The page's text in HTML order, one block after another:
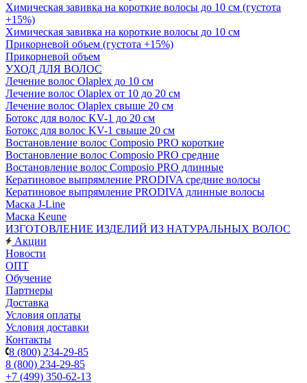
Химическая завивка на короткие волосы до 10 см (густота
+15%)
Химическая завивка на короткие волосы до 10 см
Прикорневой объем (густота +15%)
Прикорневой объем
УХОД ДЛЯ ВОЛОС
Лечение волос Olapleх до 10 см
Лечение волос Olapleх от 10 до 20 см
Лечение волос Olapleх свыше 20 см
Ботокс для волос KV-1 до 20 см
Ботокс для волос KV-1 свыше 20 см
Востановление волос Composio PRO короткие
Востановление волос Composio PRO средние
Востановление волос Composio PRO длинные
Кератиновое выпрямление PRODIVA средние волосы
Кератиновое выпрямление PRODIVA длинные волосы
Маска J-Line
Маска Keune
ИЗГОТОВЛЕНИЕ ИЗДЕЛИЙ ИЗ НАТУРАЛЬНЫХ ВОЛОС
Акции
Новости
ОПТ
Обучение
Партнеры
Доставка
Условия оплаты
Условия доставки
Контакты
8 (800) 234-29-85
8 (800) 234-29-85
+7 (499) 350-62-13